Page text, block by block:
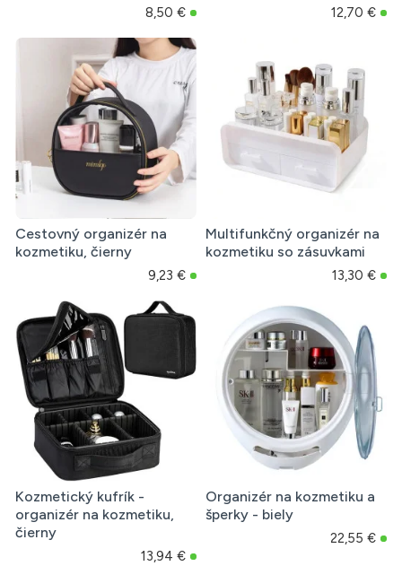
8,50 € 12,70 €
Cestovný organizér na
kozmetiku, čierny
9,23 €
Multifunkčný organizér na
kozmetiku so zásuvkami
13,30 €
Kozmetický kufrík -
organizér na kozmetiku,
čierny
13,94 €
Organizér na kozmetiku a
šperky - biely
22,55 €